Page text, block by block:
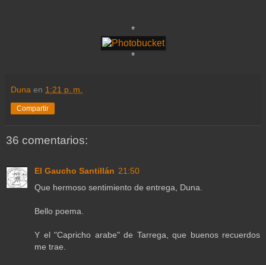
*
*
Duna en 1:21 p. m.
Compartir
36 comentarios:
El Gaucho Santillán 21:50
Que hermoso sentimiento de entrega, Duna.
Bello poema.
Y el "Capricho arabe" de Tarrega, que buenos recuerdos
me trae.